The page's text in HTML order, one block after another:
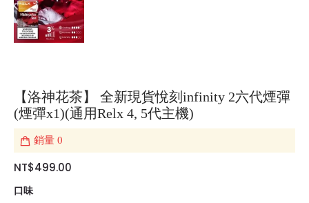
【洛神花茶】 全新現貨悅刻infinity 2六代煙彈
(煙彈x1)(通用Relx 4, 5代主機)
銷量 0
NT$499.00
口味